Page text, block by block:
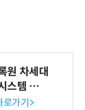
원 차세대
스템 구축
로가기>